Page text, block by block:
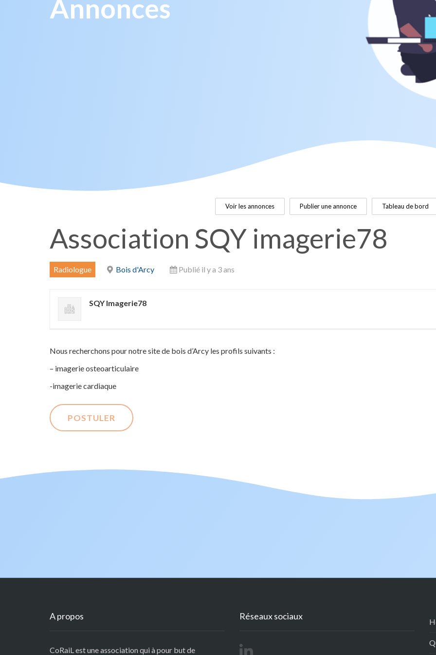
Annonces
Voir les annonces Publier une annonce Tableau de bord
Association SQY imagerie78
Radiologue Bois d'Arcy Publié il y a 3 ans
SQY Imagerie78
Nous recherchons pour notre site de bois d’Arcy les profils suivants :
– imagerie osteoarticulaire
-imagerie cardiaque
A propos
CoRaiL est une association qui à pour but de
Réseaux sociaux